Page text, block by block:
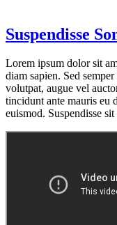
Suspendisse
Lorem ipsum dolor sit
diam sapien. Sed
volutpat, augue vel
tincidunt ante mauris eu
euismod. Suspendisse sit